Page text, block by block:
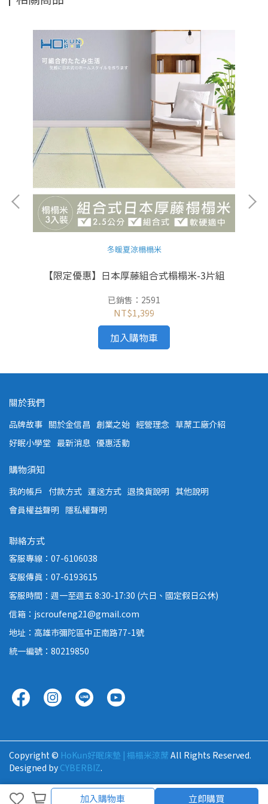
加入購物車
加入購物車 立即購買
冬暖夏涼榻榻米
【限定優惠】日本厚藤組合式榻榻米-3片組
已銷售：2591
NT$1,399
加入購物車
關於我們
品牌故事 關於金信昌 創業之始 經營理念 草蓆工廠介紹
好眠小學堂 最新消息 優惠活動
購物須知
我的帳戶 付款方式 運送方式 退換貨說明 其他說明
會員權益聲明 隱私權聲明
聯絡方式
客服專線：07-6106038
客服傳真：07-6193615
客服時間：週一至週五 8:30-17:30 (六日、國定假日公休)
信箱：jscroufeng21@gmail.com
地址：高雄市彌陀區中正南路77-1號
統一編號：80219850
Copyright © HoKun好眠床墊 | 榻榻米涼蓆 All Rights Reserved.
Designed by CYBERBIZ.